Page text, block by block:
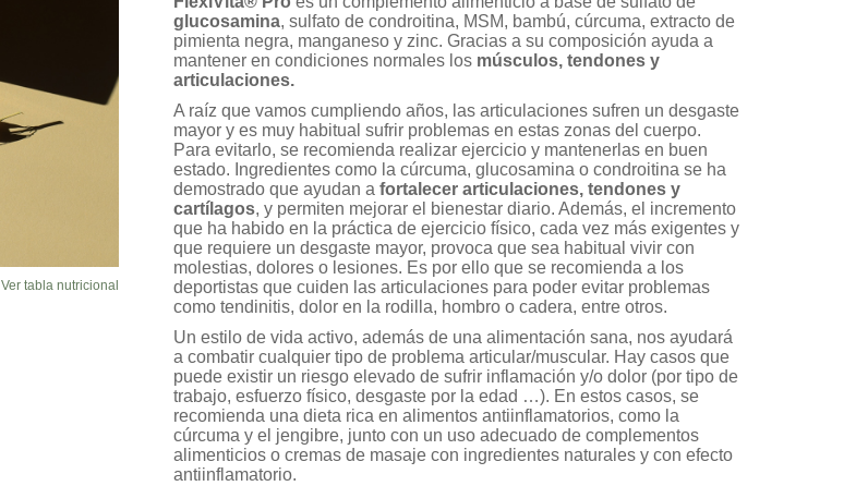
Ver tabla nutricional
de clientes
glucosamina, sulfato de condroitina, MSM, bambú, cúrcuma, extracto de
pimienta negra, manganeso y zinc. Gracias a su composición ayuda a
mantener en condiciones normales los músculos, tendones y
articulaciones.
A raíz que vamos cumpliendo años, las articulaciones sufren un desgaste
mayor y es muy habitual sufrir problemas en estas zonas del cuerpo.
Para evitarlo, se recomienda realizar ejercicio y mantenerlas en buen
estado. Ingredientes como la cúrcuma, glucosamina o condroitina se ha
demostrado que ayudan a fortalecer articulaciones, tendones y
cartílagos, y permiten mejorar el bienestar diario. Además, el incremento
que ha habido en la práctica de ejercicio físico, cada vez más exigentes y
que requiere un desgaste mayor, provoca que sea habitual vivir con
molestias, dolores o lesiones. Es por ello que se recomienda a los
deportistas que cuiden las articulaciones para poder evitar problemas
como tendinitis, dolor en la rodilla, hombro o cadera, entre otros.
Un estilo de vida activo, además de una alimentación sana, nos ayudará
a combatir cualquier tipo de problema articular/muscular. Hay casos que
puede existir un riesgo elevado de sufrir inflamación y/o dolor (por tipo de
trabajo, esfuerzo físico, desgaste por la edad …). En estos casos, se
recomienda una dieta rica en alimentos antiinflamatorios, como la
cúrcuma y el jengibre, junto con un uso adecuado de complementos
alimenticios o cremas de masaje con ingredientes naturales y con efecto
antiinflamatorio.